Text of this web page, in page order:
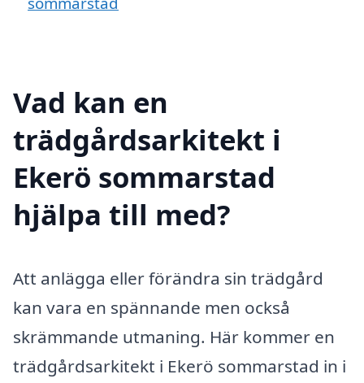
Vad kan en
trädgårdsarkitekt i
Ekerö sommarstad
hjälpa till med?
Att anlägga eller förändra sin trädgård
kan vara en spännande men också
skrämmande utmaning. Här kommer en
trädgårdsarkitekt i Ekerö sommarstad in i